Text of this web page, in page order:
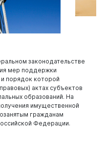
законодательстве
мер поддержки
порядок которой
актах субъектов
образований. На
имущественной
гражданам
Федерации.